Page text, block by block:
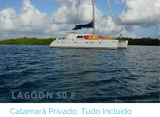
LAGOON 50 P
Catamarã Privado, Tudo Incluído